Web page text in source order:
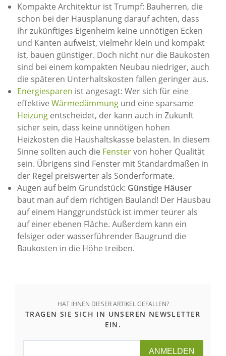
Kompakte Architektur ist Trumpf: Bauherren, die
schon bei der Hausplanung darauf achten, dass
ihr zukünftiges Eigenheim keine unnötigen Ecken
und Kanten aufweist, vielmehr klein und kompakt
ist, bauen günstiger. Doch nicht nur die Baukosten
sind bei einem kompakten Neubau niedriger, auch
die späteren Unterhaltskosten fallen geringer aus.
Energiesparen ist angesagt: Wer sich für eine
effektive Wärmedämmung und eine sparsame
Heizung entscheidet, der kann auch in Zukunft
sicher sein, dass keine unnötigen hohen
Heizkosten die Haushaltskasse belasten. In diesem
Sinne sollten auch die Fenstervon hoher Qualität
sein. Übrigens sind Fenster mit Standardmaßen in
der Regel preiswerter als Sonderformate.
Augen auf beim Grundstück: Günstige Häuser
baut man auf dem richtigen Bauland! Der Hausbau
auf einem Hanggrundstück ist immer teurer als
auf einer ebenen Fläche. Außerdem kann ein
felsiger oder wasserführender Baugrund die
Baukosten in die Höhe treiben.
HAT IHNEN DIESER ARTIKEL GEFALLEN?
TRAGEN SIE SICH IN UNSEREN NEWSLETTER
EIN.
ANMELDEN